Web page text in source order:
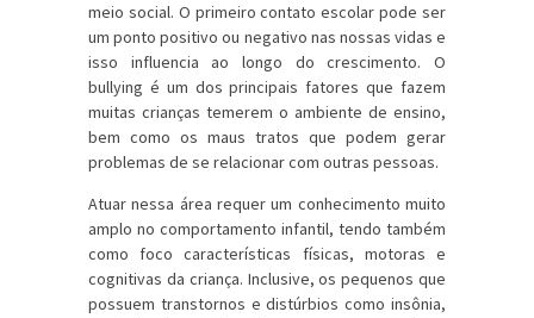
meio social. O primeiro contato escolar pode ser
um ponto positivo ou negativo nas nossas vidas e
isso influencia ao longo do crescimento. O
bullying é um dos principais fatores que fazem
muitas crianças temerem o ambiente de ensino,
bem como os maus tratos que podem gerar
problemas de se relacionar com outras pessoas.
Atuar nessa área requer um conhecimento muito
amplo no comportamento infantil, tendo também
como foco características físicas, motoras e
cognitivas da criança. Inclusive, os pequenos que
possuem transtornos e distúrbios como insônia,